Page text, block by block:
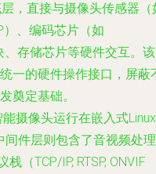
，直接与摄像头传感器（
）、编码芯片（如
、存储芯片等硬件交互。
一的硬件操作接口，屏蔽
奠定基础。
摄像头运行在嵌入式Linux
间件层则包含了音视频处理
（TCP/IP, RTSP, ONVIF